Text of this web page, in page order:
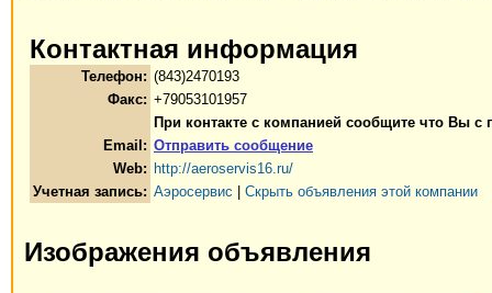
Контактная информация
Телефон: (843)2470193
Факс: +79053101957
При контакте с компанией сообщите что Вы с
Email: Отправить сообщение
Web: http://aeroservis16.ru/
Учетная запись: Аэросервис Скрыть объявления этой компании
Изображения объявления